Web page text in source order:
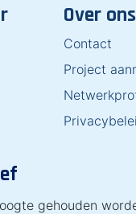
Over ons
Contact
Project
gehouden